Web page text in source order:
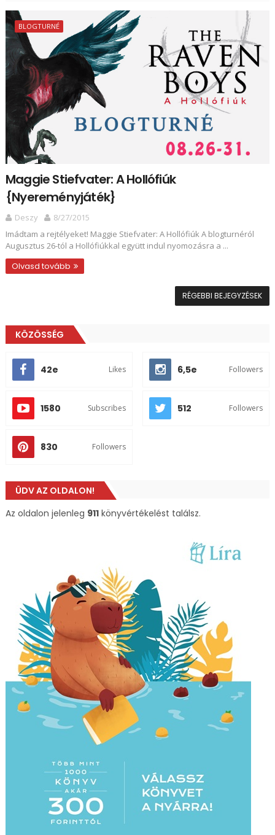
BLOGTURNÉ
Maggie Stiefvater: A Hollófiúk
{Nyereményjáték}
Deszy
8/27/2015
Imádtam a rejtélyeket! Maggie Stiefvater: A Hollófiúk A blogturnéról
Augusztus 26-tól a Hollófiúkkal együtt indul nyomozásra a ...
Olvasd tovább
RÉGEBBI BEJEGYZÉSEK
KÖZÖSSÉG
42e Likes 6,5e Followers
1580 Subscribes 512 Followers
830 Followers
ÜDV AZ OLDALON!
Az oldalon jelenleg 911könyvértékelést találsz.